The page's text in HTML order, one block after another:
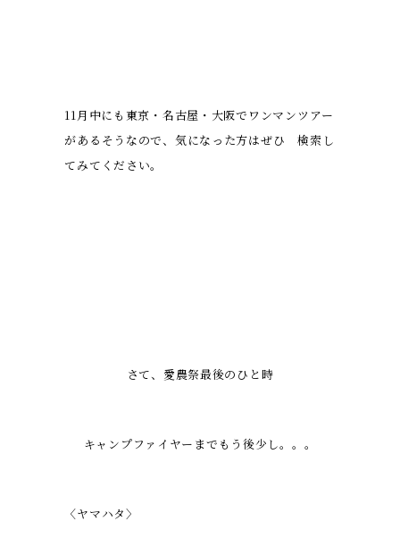
11月中にも東京・名古屋・大阪でワンマンツアー
があるそうなので、気になった方はぜひ 検索し
てみてください。
さて、愛農祭最後のひと時
キャンプファイヤーまでもう後少し。。。
〈ヤマハタ〉